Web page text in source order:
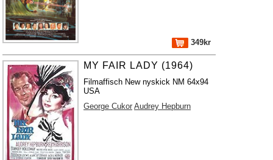
349kr
MY FAIR LADY (1964)
Filmaffisch New nyskick NM 64x94
USA
George Cukor Audrey Hepburn